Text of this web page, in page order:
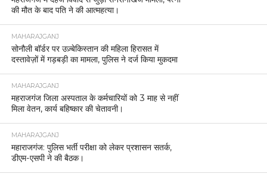
की मौत के बाद पति ने की आत्महत्या।
MAHARAJGANJ
सोनौली बॉर्डर पर उज़्बेकिस्तान की महिला हिरासत में
दस्तावेज़ों में गड़बड़ी का मामला, पुलिस ने दर्ज किया मुकदमा
MAHARAJGANJ
महराजगंज जिला अस्पताल के कर्मचारियों को 3 माह से नहीं
मिला वेतन, कार्य बहिष्कार की चेतावनी।
MAHARAJGANJ
महाराजगंज: पुलिस भर्ती परीक्षा को लेकर प्रशासन सतर्क,
डीएम-एसपी ने की बैठक।